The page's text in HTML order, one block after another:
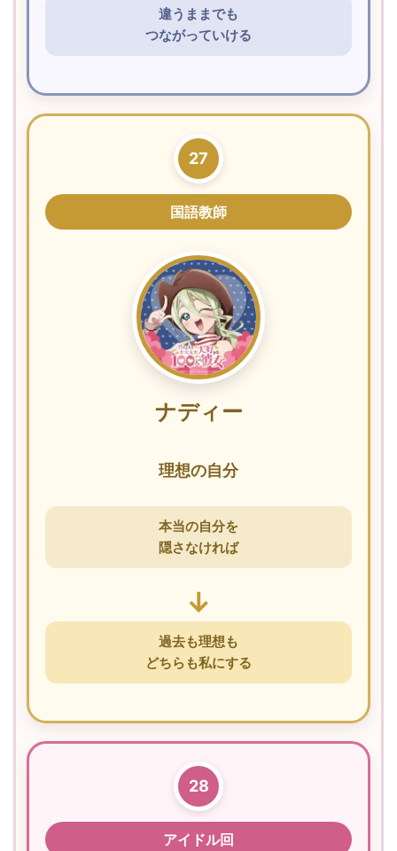
違うままでも
つながっていける
27
国語教師
ナディー
理想の自分
本当の自分を
隠さなければ
↓
過去も理想も
どちらも私にする
28
アイドル回